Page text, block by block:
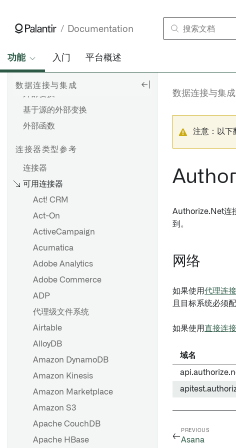
Documentation
功能 入门 平台概述
数据连接与集成
数据连接
设置直接连接
设置代理
代理配置参考
代理工作器
代理代理运行时配置参考
故障排除参考
OpenID Connect (OIDC) 身
份验证
设置数据源
源探索
设置批量同步
设置流式同步
基于文件的同步
媒体集同步
优化 JDBC 同步
HyperAuto V1 概述
数据源探索
从 HyperAuto V1 迁移到 V2
基于源的外部变换
外部函数
连接器类型参考
连接器
可用连接器
Act! CRM
Act-On
ActiveCampaign
Acumatica
Adobe Analytics
Adobe Commerce
ADP
代理级文件系统
Airtable
AlloyDB
Amazon DynamoDB
Amazon Kinesis
Amazon Marketplace
Amazon S3
Apache CouchDB
Apache HBase
数据连接与集成
注意：以下
Authorize.Net连
到。
网络
如果使用代理连接
且目标系统必须
如果使用 直接连接
域名
←
PREVIOUS
Asana